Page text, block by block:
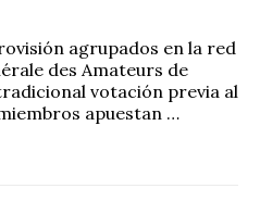
agrupados en la red
des Amateurs de
votación previa al
apuestan …